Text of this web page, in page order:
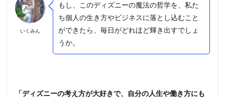
いくみん
もし、このディズニーの魔法の哲学を、私た
ち個人の生き方やビジネスに落とし込むこと
ができたら、毎日がどれほど輝き出すでしょ
うか。
「ディズニーの考え方が大好きで、自分の人生や働き方にも